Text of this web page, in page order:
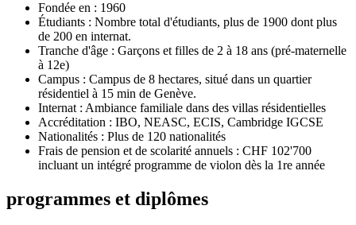
Fondée en : 1960
Étudiants : Nombre total d'étudiants, plus de 1900 dont plus
de 200 en internat.
Tranche d'âge : Garçons et filles de 2 à 18 ans (pré-maternelle
à 12e)
Campus : Campus de 8 hectares, situé dans un quartier
résidentiel à 15 min de Genève.
Internat : Ambiance familiale dans des villas résidentielles
Accréditation : IBO, NEASC, ECIS, Cambridge IGCSE
Nationalités : Plus de 120 nationalités
Frais de pension et de scolarité annuels : CHF 102'700
incluant un intégré programme de violon dès la 1re année
programmes et diplômes